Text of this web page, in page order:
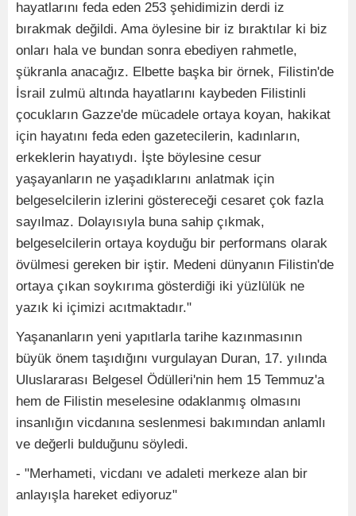
hayatlarını feda eden 253 şehidimizin derdi iz
bırakmak değildi. Ama öylesine bir iz bıraktılar ki biz
onları hala ve bundan sonra ebediyen rahmetle,
şükranla anacağız. Elbette başka bir örnek, Filistin'de
İsrail zulmü altında hayatlarını kaybeden Filistinli
çocukların Gazze'de mücadele ortaya koyan, hakikat
için hayatını feda eden gazetecilerin, kadınların,
erkeklerin hayatıydı. İşte böylesine cesur
yaşayanların ne yaşadıklarını anlatmak için
belgeselcilerin izlerini göstereceği cesaret çok fazla
sayılmaz. Dolayısıyla buna sahip çıkmak,
belgeselcilerin ortaya koyduğu bir performans olarak
övülmesi gereken bir iştir. Medeni dünyanın Filistin'de
ortaya çıkan soykırıma gösterdiği iki yüzlülük ne
yazık ki içimizi acıtmaktadır."
Yaşananların yeni yapıtlarla tarihe kazınmasının
büyük önem taşıdığını vurgulayan Duran, 17. yılında
Uluslararası Belgesel Ödülleri'nin hem 15 Temmuz'a
hem de Filistin meselesine odaklanmış olmasını
insanlığın vicdanına seslenmesi bakımından anlamlı
ve değerli bulduğunu söyledi.
- "Merhameti, vicdanı ve adaleti merkeze alan bir
anlayışla hareket ediyoruz"